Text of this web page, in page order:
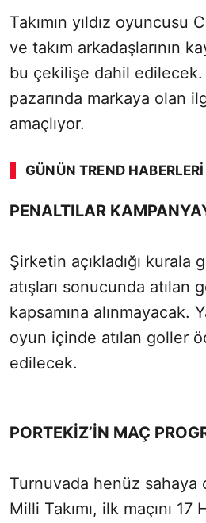
Takımın yıldız oyuncusu
ve takım arkadaşlarının
bu çekilişe dahil
pazarında markaya olan
amaçlıyor.
GÜNÜN TREND HABERLERI
PENALTILAR
Şirketin açıkladığı kurala
atışları sonucunda atılan
kapsamına alınmayacak.
oyun içinde atılan goller
edilecek.
PORTEKİZ’İN MAÇ
Turnuvada henüz sahaya
Milli Takımı, ilk maçını 17